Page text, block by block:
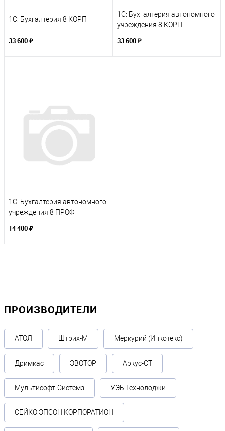
1С: Бухгалтерия 8 КОРП
33 600 ₽
1С: Бухгалтерия автономного
учреждения 8 КОРП
33 600 ₽
1С: Бухгалтерия автономного
учреждения 8 ПРОФ
14 400 ₽
ПРОИЗВОДИТЕЛИ
АТОЛ Штрих-М Меркурий (Инкотекс)
Дримкас ЭВОТОР Аркус-СТ
Мультисофт-Системз УЭБ Технолоджи
СЕЙКО ЭПСОН КОРПОРАТИОН